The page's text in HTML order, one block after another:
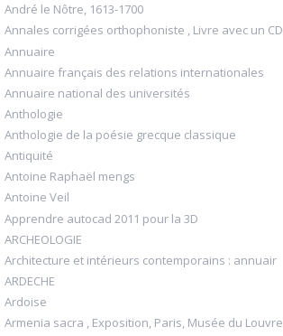
André le Nôtre, 1613-1700
Annales corrigées orthophoniste , Livre avec un CD
Annuaire
Annuaire français des relations internationales
Annuaire national des universités
Anthologie
Anthologie de la poésie grecque classique
Antiquité
Antoine Raphaël mengs
Antoine Veil
Apprendre autocad 2011 pour la 3D
ARCHEOLOGIE
Architecture et intérieurs contemporains : annuair
ARDECHE
Ardoise
Armenia sacra , Exposition, Paris, Musée du Louvre